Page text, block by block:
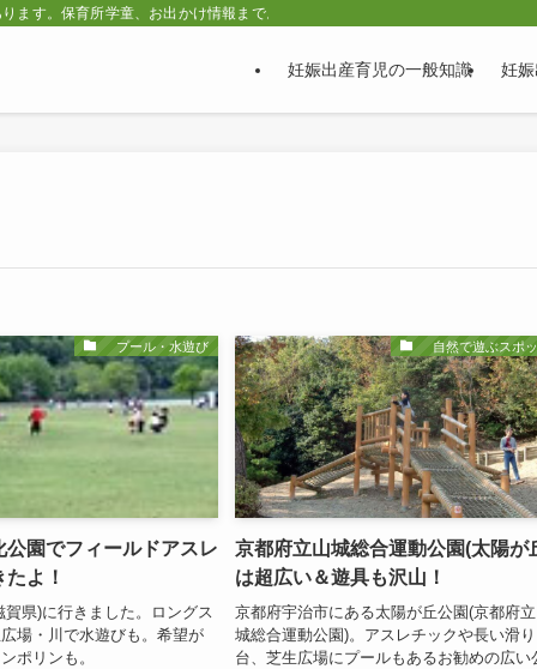
ます。保育所学童、お出かけ情報まで。
妊娠出産育児の一般知識 妊
プール・水遊び
公園でフィールドアスレ
よ！
賀県)に行きました。ロングス
場・川で水遊びも。希望が
ポリンも。
自然で遊ぶスポ
京都府立山城総合運動公園(太陽が
は超広い＆遊具も沢山！
京都府宇治市にある太陽が丘公園(京都府
城総合運動公園)。アスレチックや長い滑り
台、芝生広場にプールもあるお勧めの広い